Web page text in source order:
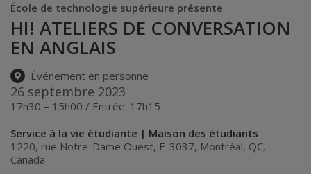
École de technologie supérieure présente
HI! ATELIERS DE CONVERSATION
EN ANGLAIS
Événement en personne
26 septembre 2023
17h30 – 15h00 / Entrée: 17h15
Service à la vie étudiante | Maison des étudiants
1220, rue Notre-Dame Ouest, E-3037, Montréal, QC,
Canada